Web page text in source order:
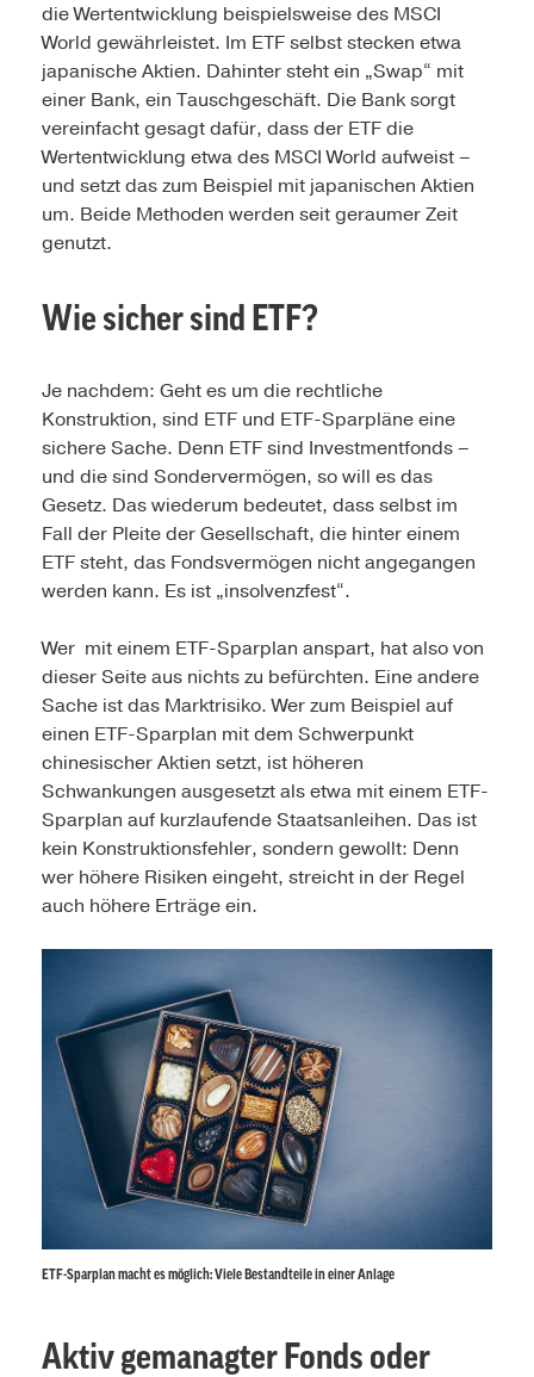
die Wertentwicklung beispielsweise des MSCI
World gewährleistet. Im ETF selbst stecken etwa
japanische Aktien. Dahinter steht ein „Swap“ mit
einer Bank, ein Tauschgeschäft. Die Bank sorgt
vereinfacht gesagt dafür, dass der ETF die
Wertentwicklung etwa des MSCI World aufweist –
und setzt das zum Beispiel mit japanischen Aktien
um. Beide Methoden werden seit geraumer Zeit
genutzt.
Wie sicher sind ETF?
Je nachdem: Geht es um die rechtliche
Konstruktion, sind ETF und ETF-Sparpläne eine
sichere Sache. Denn ETF sind Investmentfonds –
und die sind Sondervermögen, so will es das
Gesetz. Das wiederum bedeutet, dass selbst im
Fall der Pleite der Gesellschaft, die hinter einem
ETF steht, das Fondsvermögen nicht angegangen
werden kann. Es ist „insolvenzfest“.
Wer mit einem ETF-Sparplan anspart, hat also von
dieser Seite aus nichts zu befürchten. Eine andere
Sache ist das Marktrisiko. Wer zum Beispiel auf
einen ETF-Sparplan mit dem Schwerpunkt
chinesischer Aktien setzt, ist höheren
Schwankungen ausgesetzt als etwa mit einem ETF-
Sparplan auf kurzlaufende Staatsanleihen. Das ist
kein Konstruktionsfehler, sondern gewollt: Denn
wer höhere Risiken eingeht, streicht in der Regel
auch höhere Erträge ein.
ETF-Sparplan macht es möglich: Viele Bestandteile in einer Anlage
Aktiv gemanagter Fonds oder